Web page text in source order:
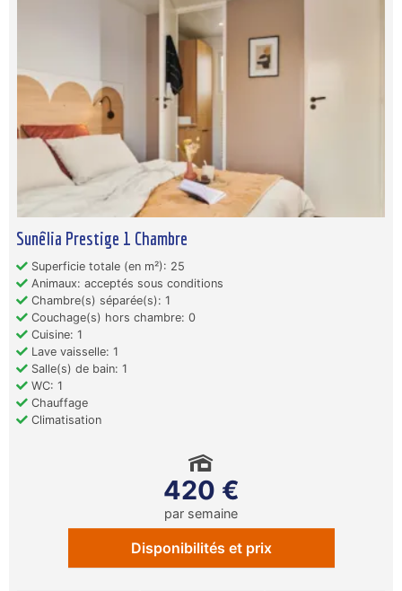
Sunêlia Prestige 1 Chambre
Superficie totale (en m²): 25
Animaux: acceptés sous conditions
Chambre(s) séparée(s): 1
Couchage(s) hors chambre: 0
Cuisine: 1
Lave vaisselle: 1
Salle(s) de bain: 1
WC: 1
Chauffage
Climatisation
420 €
par semaine
Disponibilités et prix